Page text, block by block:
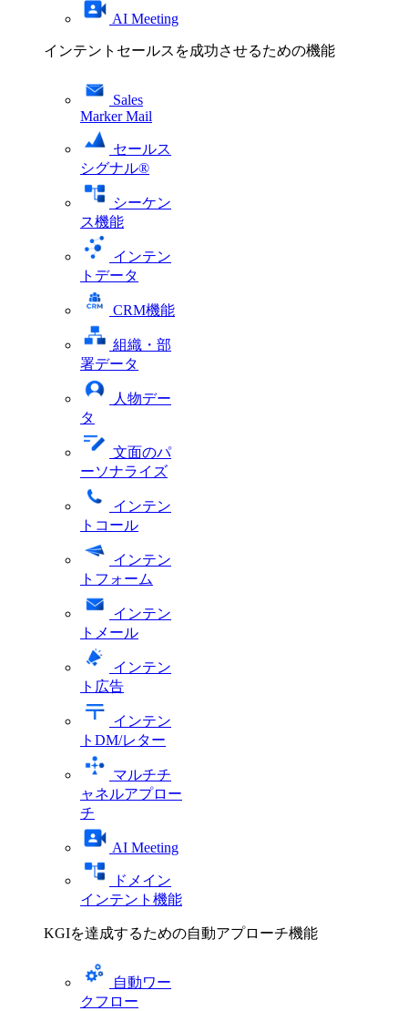
AI Meeting
インテントセールスを成功させるための機能
Sales
Marker Mail
セールス
シグナル®
シーケン
ス機能
インテン
トデータ
CRM機能
組織・部
署データ
人物デー
タ
文面のパ
ーソナライズ
インテン
トコール
インテン
トフォーム
インテン
トメール
インテン
ト広告
インテン
トDM/レター
マルチチ
ャネルアプロー
チ
AI Meeting
ドメイン
インテント機能
KGIを達成するための自動アプローチ機能
自動ワー
クフロー